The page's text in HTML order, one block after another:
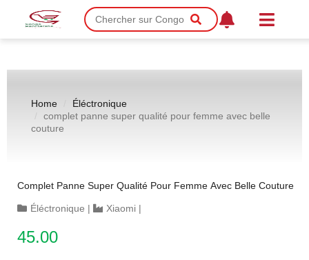
Home
Éléctronique
complet panne super qualité pour femme avec belle
couture
Complet Panne Super Qualité Pour Femme Avec Belle Couture
Éléctronique | Xiaomi |
45.00